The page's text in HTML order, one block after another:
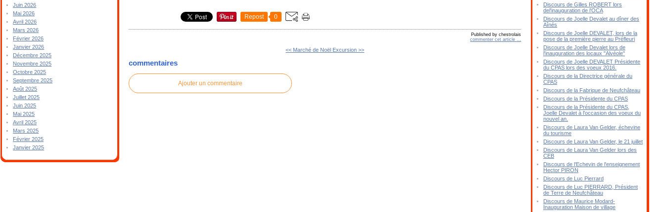
Juin 2026
Mai 2026
Avril 2026
Mars 2026
Février 2026
Janvier 2026
Décembre 2025
Novembre 2025
Octobre 2025
Septembre 2025
Août 2025
Juillet 2025
Juin 2025
Mai 2025
Avril 2025
Mars 2025
Février 2025
Janvier 2025
Repost 0
Published by chestrolais
commenter cet article
<< Marché de Noël Excursion >>
commentaires
Ajouter un commentaire
Discours de Gilles ROBERT lors
del'inauguration de l'OCA
Discours de Joelle Devalet au dîner des
Aînés
Discours de Joelle DEVALET, lors de la
pose de la première pierre au Préfleuri
Discours de Joelle Devalet lors de
l'inauguration des locaux "Alvéole"
Discours de Joelle DEVALET Présidente
du CPAS lors des voeux 2016.
Discours de la Directrice générale du
CPAS
Discours de la Fabrique de Neufchâteau
Discours de la Présidente du CPAS
Discours de la Présidente du CPAS,
Joelle Devalet à l'occasion des voeux du
nouvel an.
Discours de Laura Van Gelder, échevine
du tourisme
Discours de Laura Van Gelder, le 21 juillet
Discours de Laura Van Gelder lors des
CEB
Discours de l'Echevin de l'enseignement
Hector PIRON
Discours de Luc Pierrard
Discours de Luc PIERRARD, Président
de Terre de Neufchâteau
Discours de Maurice Modard-
Inauguration Maison de village